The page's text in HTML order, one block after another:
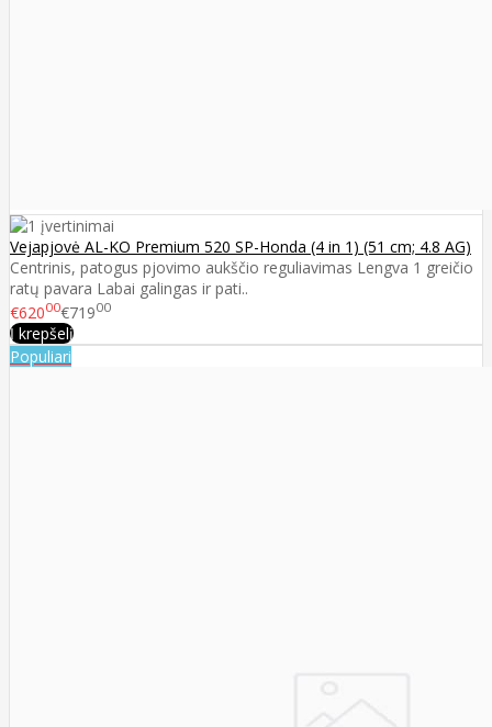
Vejapjovė AL-KO Premium 520 SP-Honda (4 in 1) (51 cm; 4.8 AG)
Centrinis, patogus pjovimo aukščio reguliavimas Lengva 1 greičio
ratų pavara Labai galingas ir pati..
€62000€71900
Į krepšelį
Populiari